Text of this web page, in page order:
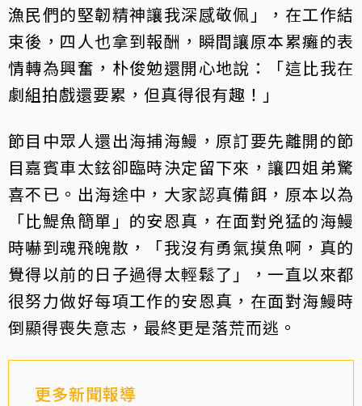
漁民們的堅韌精神讓我深感敬佩」，在工作結
束後，四人也拿到報酬，瞬間讓原本累癱的表
情轉為興奮，朴俊勉還開心地說：「這比我在
劇組拍戲還要累，但真得很有趣！」
節目中眾人還出海捕海鰻，原訂要先離開的節
目嘉賓車太鉉卻臨時決定留下來，讓四姐弟驚
喜不已。出海途中，大家認真備餌，原本以為
「比鯷魚簡單」的安恩真，在面對兇猛的海鰻
時嚇到魂飛魄散，「我沒有勇氣摸魚啊，真的
覺得以前的日子過得太輕鬆了」，一直以來都
很努力做好每項工作的安恩真，在面對海鰻時
倒顯得喪失意志，最終更是落荒而逃。
更多新聞報導